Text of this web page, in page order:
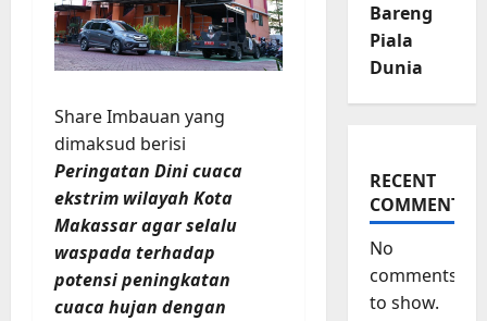
Share Imbauan yang
dimaksud berisi
Peringatan Dini cuaca
ekstrim wilayah Kota
Makassar agar selalu
waspada terhadap
potensi peningkatan
cuaca hujan dengan
Bareng
Piala
Dunia
RECENT
COMMENTS
No
comments
to show.